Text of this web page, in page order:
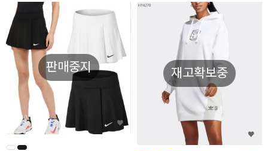
판매중지 재고확보중